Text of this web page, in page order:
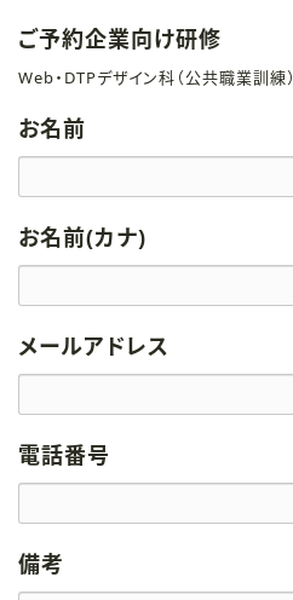
ご予約企業向け研修
Web・DTPデザイン科（公共職業訓練）
お名前
お名前(カナ)
メールアドレス
電話番号
備考